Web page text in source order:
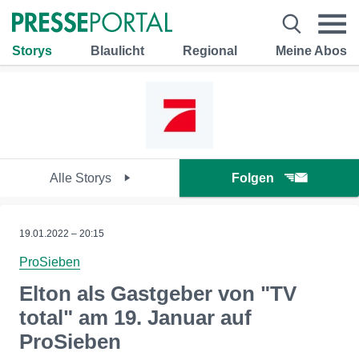
Storys Blaulicht Regional Meine Abos
Alle Storys Folgen
19.01.2022 – 20:15
ProSieben
Elton als Gastgeber von "TV
total" am 19. Januar auf
ProSieben